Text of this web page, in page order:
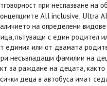
при неспазване на
All inclusive; Ultra
на определени видове
пътуващи с един родител
единия или от двамата
несъвпадащи фамилии на
за раждане на децата, както
деца в автобуса имат